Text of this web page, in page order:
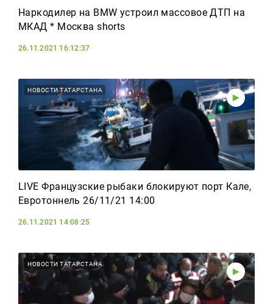
Наркодилер на BMW устроил массовое ДТП на
МКАД * Москва shorts
26.11.2021 16:12:37
НОВОСТИ ТАТАРСТАНА
LIVE Французские рыбаки блокируют порт Кале,
Евротоннель 26/11/21 14:00
26.11.2021 14:08:25
НОВОСТИ ТАТАРСТАНА